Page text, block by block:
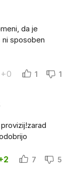
da je
ni sposoben
+0 1 1
7 5